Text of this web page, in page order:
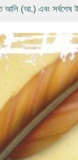
আলি (আ.) এবং সর্বশেষ